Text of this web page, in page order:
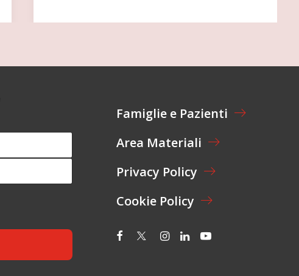
Famiglie e Pazienti
Area Materiali
Privacy Policy
Cookie Policy